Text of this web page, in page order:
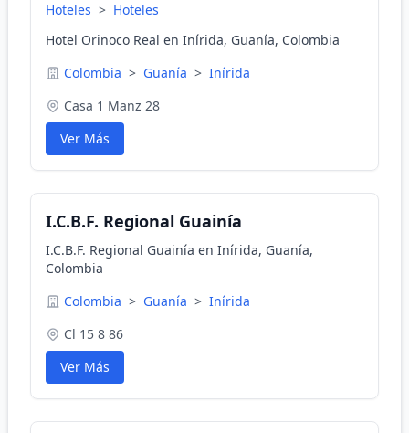
Hoteles > Hoteles
Hotel Orinoco Real en Inírida, Guanía, Colombia
Colombia > Guanía > Inírida
Casa 1 Manz 28
Ver Más
I.C.B.F. Regional Guainía
I.C.B.F. Regional Guainía en Inírida, Guanía,
Colombia
Colombia > Guanía > Inírida
Cl 15 8 86
Ver Más